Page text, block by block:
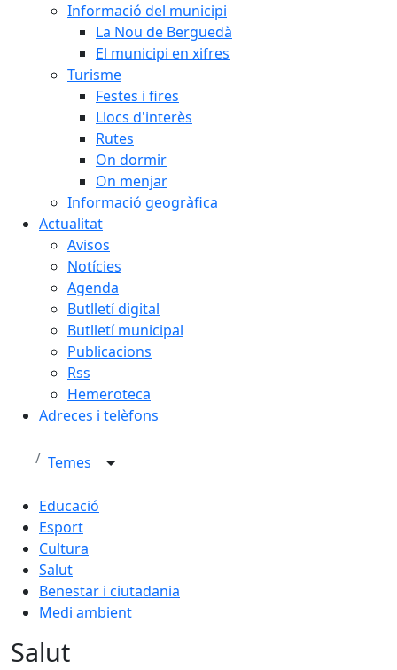
Informació del municipi
La Nou de Berguedà
El municipi en xifres
Turisme
Festes i fires
Llocs d'interès
Rutes
On dormir
On menjar
Informació geogràfica
Actualitat
Avisos
Notícies
Agenda
Butlletí digital
Butlletí municipal
Publicacions
Rss
Hemeroteca
Adreces i telèfons
Temes
Educació
Esport
Cultura
Salut
Benestar i ciutadania
Medi ambient
Salut